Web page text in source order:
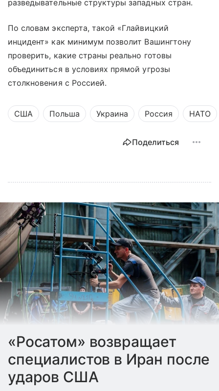
разведывательные структуры западных стран.
По словам эксперта, такой «Глайвицкий
инцидент» как минимум позволит Вашингтону
проверить, какие страны реально готовы
объединиться в условиях прямой угрозы
столкновения с Россией.
США Польша Украина Россия НАТО
Поделиться
«Росатом» возвращает
специалистов в Иран после
ударов США